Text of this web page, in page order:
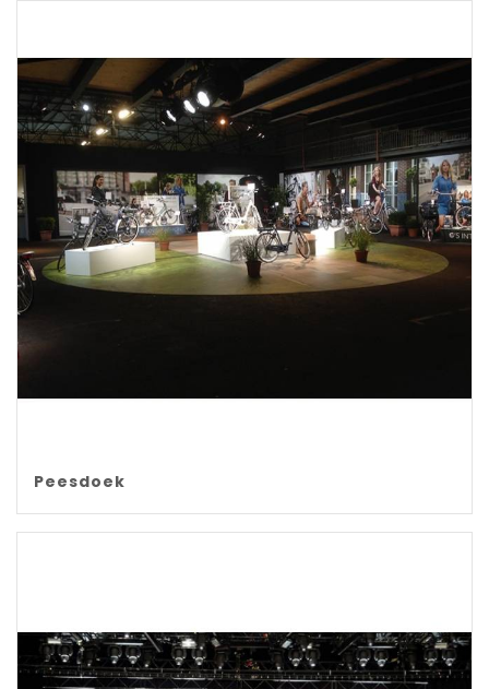
Peesdoek